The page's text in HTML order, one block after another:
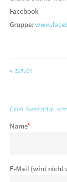
Facebook-
Gruppe:
ZURÜCK
Einen Kommentar
Name*
E-Mail (wird nicht